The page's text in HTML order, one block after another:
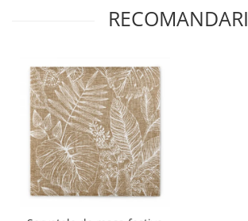
TEMATICA CULINARA
DECOR MOS NICOLAE
TEMATICA FLORALA
DECOR OKTOBER FEST
DECOR BABY SHOWER
MINI BAX 1+1 GRATUIT
RECOMANDARI